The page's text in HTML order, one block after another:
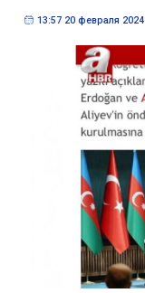
13:57 20 февраля 2024